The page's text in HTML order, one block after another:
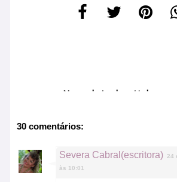
No related article
30 comentários:
Severa Cabral(escritora)
24
às 10:01